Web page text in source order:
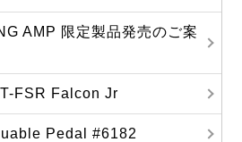
AMP 限定製品発売のご案
FSR Falcon Jr
Pedal #6182